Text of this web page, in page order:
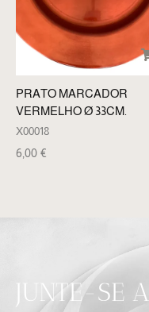
PRATO MARCADOR
VERMELHO Ø 33CM.
X00018
6,00 €
JUNTE-SE